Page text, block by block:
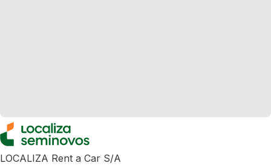
LOCALIZA Rent a Car S/A